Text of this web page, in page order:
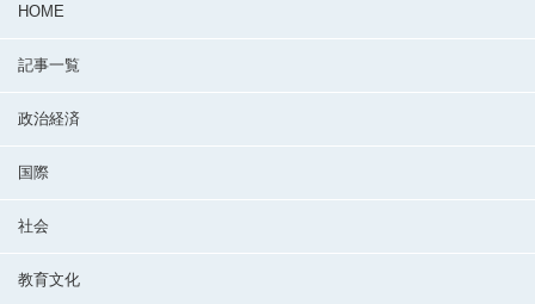
HOME
記事一覧
政治経済
国際
社会
教育文化